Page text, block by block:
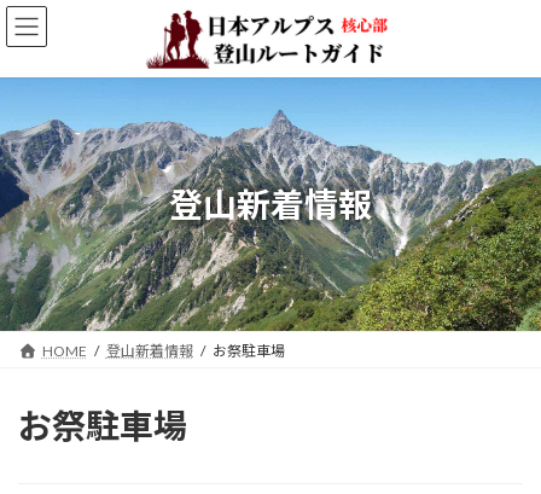
コ
ン
ン
へ
ス
キ
ッ
プ
ナ
ビ
ー
ョ
ン
に
移
動
登山新着情報
HOME 登山新着情報 お祭駐車場
お祭駐車場